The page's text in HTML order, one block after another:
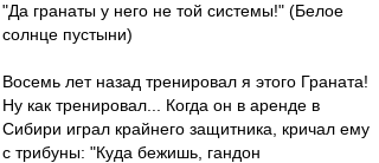
"Да гранаты у него не той системы!" (Белое
солнце пустыни)
Восемь лет назад тренировал я этого Граната!
Ну как тренировал... Когда он в аренде в
Сибири играл крайнего защитника, кричал ему
с трибуны: "Куда бежишь, гандон